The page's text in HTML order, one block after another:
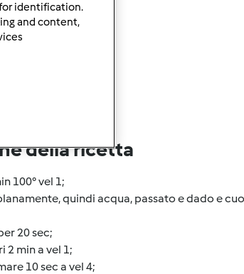
della ricetta
100° vel 1;
quindi acqua, passato e dado e
20 sec;
2 min a vel 1;
10 sec a vel 4;
identification.
and content,